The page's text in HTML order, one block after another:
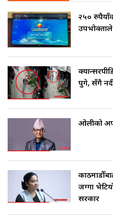
२५०
उपभोक्ताले
पुगे, सँगै
ओलीको
जग्गा
सरकार